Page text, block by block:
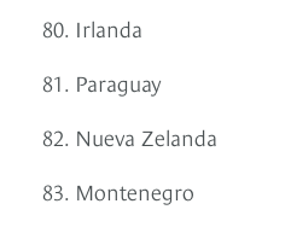
80. Irlanda
81. Paraguay
82. Nueva Zelanda
83. Montenegro